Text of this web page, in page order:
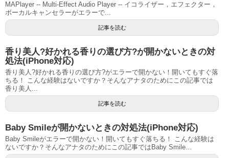
MAPlayer -- Multi-Effect Audio Player -- イコライザー，エフェクター，
ボーカルキャンセラーがエラーで...
記事を読む
香り美人?好かれる香りの選び方?が開かないときの対
処法(iPhone対応)
香り美人?好かれる香りの選び方?がエラーで開かない！開いてもすぐ落
ちる！ こんな経験はないですか？そんなアナタのためにこの記事では
香り美人...
記事を読む
Baby Smileが開かないときの対処法(iPhone対応)
Baby Smileがエラーで開かない！開いてもすぐ落ちる！ こんな経験は
ないですか？そんなアナタのためにこの記事ではBaby Smile...